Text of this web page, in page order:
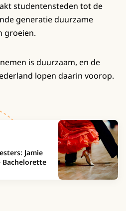
studentensteden tot de
generatie duurzame
groeien.
is duurzaam, en de
lopen daarin voorop.
Jamie